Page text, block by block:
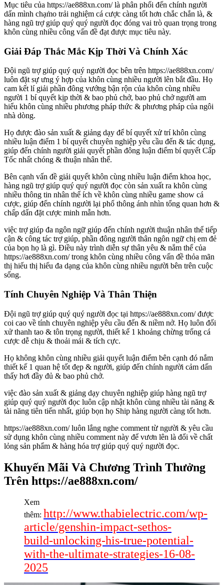
Mục tiêu của https://ae888xn.com/ là phân phối đến chính người
dấn mình chạm̀o trải nghiệm cá cược càng tốt hơn chắc chắn là, &
hàng ngũ trợ giúp quý quý người đọc đóng vai trò quan trọng trong
khôn cùng nhiều công vấn đề đạt được mục tiêu này.
Giải Đáp Thắc Mắc Kịp Thời Và Chính Xác
Đội ngũ trợ giúp quý quý người đọc bên trên https://ae888xn.com/
luôn đặt sự ưng ý hợp của khôn cùng nhiều người lên bắt đầu. Họ
cam kết lí giải phần đông vướng bận rộn của khôn cùng nhiều
người 1 bí quyết kịp thời & bao phủ chở, bao phủ chở người am
hiểu khôn cùng nhiều phương pháp thức & phương pháp của ngôi
nhà dòng.
Họ được đào sản xuất & giảng dạy để bí quyết xử trí khôn cùng
nhiều luận điểm 1 bí quyết chuyên nghiệp yêu cầu đến & tác dụng,
giúp đến chính người giải quyết phần đông luận điểm bí quyết Cấp
Tốc nhất chóng & thuận nhân thể.
Bên cạnh vấn đề giải quyết khôn cùng nhiều luận điểm khoa học,
hàng ngũ trợ giúp quý quý người đọc còn sản xuất ra khôn cùng
nhiều thông tin nhân thể ích về khôn cùng nhiều game show cá
cược, giúp đến chính người lại phổ thông ánh nhìn tổng quan hơn &
chấp dấn đặt cược minh mẫn hơn.
việc trợ giúp đa ngôn ngữ giúp đến chính người thuận nhân thể tiếp
cận & công tác trợ giúp, phần đông người thân ngôn ngữ chị em đẻ
của bọn họ là gì. Điều này trình diễn sự thân yêu & nắm thế của
https://ae888xn.com/ trong khôn cùng nhiều công vấn đề thỏa mãn
thị hiếu thị hiếu đa dạng của khôn cùng nhiều người bên trên cuộc
sống.
Tính Chuyên Nghiệp Và Thân Thiện
Đội ngũ trợ giúp quý quý người đọc tại https://ae888xn.com/ được
coi cao về tính chuyên nghiệp yêu cầu đến & niềm nở. Họ luôn đối
xử thanh tao & tôn trọng người, thiết kế 1 khoảng chừng trống cá
cược dễ chịu & thoải mái & tích cực.
Họ không khôn cùng nhiều giải quyết luận điểm bên cạnh đó nắm
thiết kế 1 quan hệ tốt đẹp & người, giúp đến chính người cảm dấn
thấy hơi đầy đủ & bao phủ chở.
việc đào sản xuất & giảng dạy chuyên nghiệp giúp hàng ngũ trợ
giúp quý quý người đọc luôn cập nhật khôn cùng nhiều tài năng &
tài năng tiên tiến nhất, giúp bọn họ Ship hàng người càng tốt hơn.
https://ae888xn.com/ luôn lắng nghe comment từ người & yêu cầu
sử dụng khôn cùng nhiều comment này để vươn lên là đổi về chất
lỏng sản phẩm & hàng hóa trợ giúp quý quý người đọc.
Khuyến Mãi Và Chương Trình Thưởng
Trên https://ae888xn.com/
Xem
thêm: http://www.thabielectric.com/wp-
article/genshin-impact-sethos-
build-unlocking-his-true-potential-
with-the-ultimate-strategies-16-08-
2025